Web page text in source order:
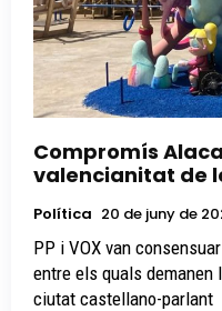
Compromís
valencianitat de
Política 20 de juny de
PP i VOX van
entre els quals
ciutat castellano-parlant